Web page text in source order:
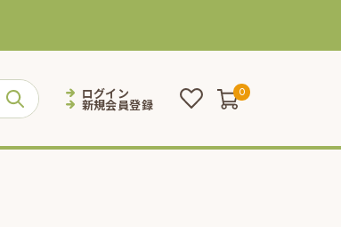
ログイン
新規会員登録
0